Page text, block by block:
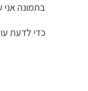
בתמונה אני
כדי לדעת